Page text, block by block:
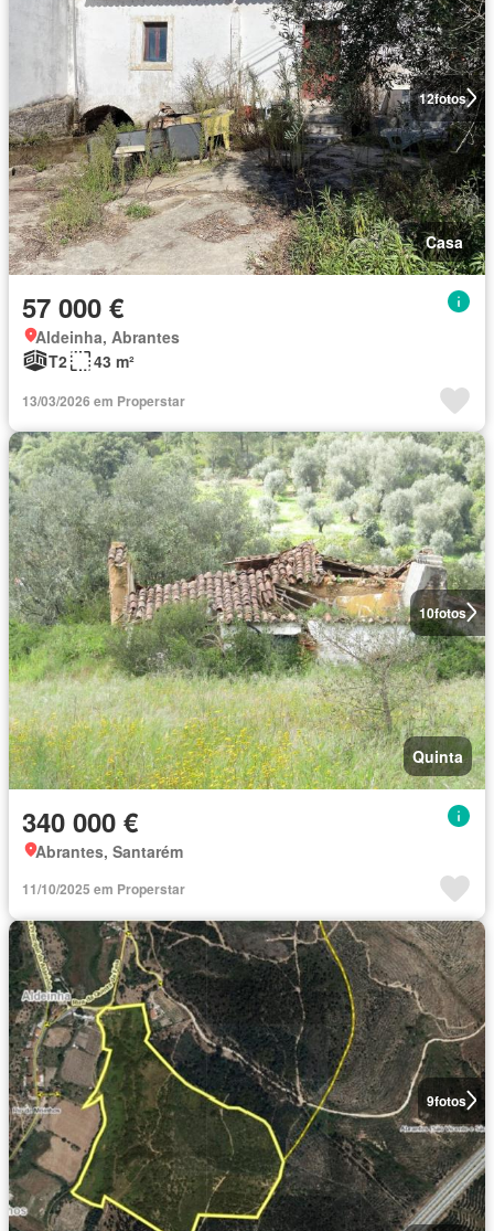
12fotos
Casa
57 000 €
Aldeinha, Abrantes
T2
43 m²
13/03/2026 em Properstar
10fotos
Quinta
340 000 €
Abrantes, Santarém
11/10/2025 em Properstar
9fotos